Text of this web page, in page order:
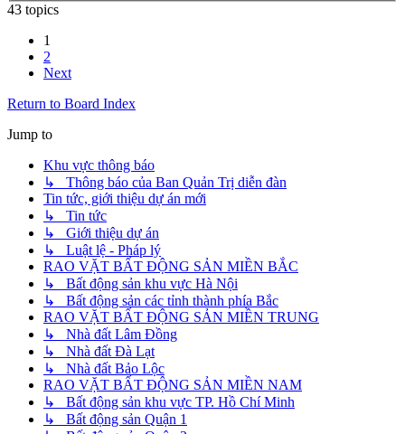
43 topics
1
2
Next
Return to Board Index
Jump to
Khu vực thông báo
↳ Thông báo của Ban Quản Trị diễn đàn
Tin tức, giới thiệu dự án mới
↳ Tin tức
↳ Giới thiệu dự án
↳ Luật lệ - Pháp lý
RAO VẶT BẤT ĐỘNG SẢN MIỀN BẮC
↳ Bất động sản khu vực Hà Nội
↳ Bất động sản các tỉnh thành phía Bắc
RAO VẶT BẤT ĐỘNG SẢN MIỀN TRUNG
↳ Nhà đất Lâm Đồng
↳ Nhà đất Đà Lạt
↳ Nhà đất Bảo Lộc
RAO VẶT BẤT ĐỘNG SẢN MIỀN NAM
↳ Bất động sản khu vực TP. Hồ Chí Minh
↳ Bất động sản Quận 1